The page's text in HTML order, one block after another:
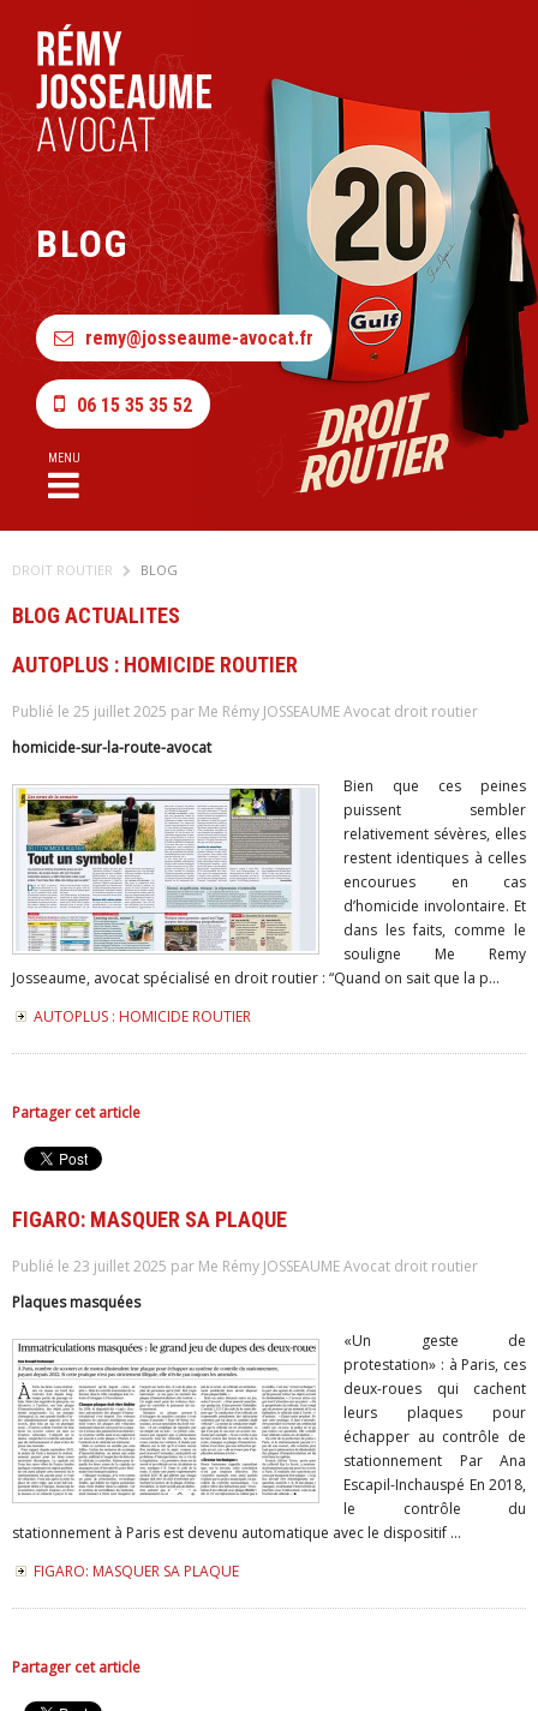
BLOG
remy@josseaume-avocat.fr
06 15 35 35 52
MENU
DROIT ROUTIER BLOG
BLOG ACTUALITES
AUTOPLUS : HOMICIDE ROUTIER
Publié le 25 juillet 2025 par Me Rémy JOSSEAUME Avocat droit routier
homicide-sur-la-route-avocat
Bien que ces peines
puissent sembler
relativement sévères, elles
restent identiques à celles
encourues en cas
d’homicide involontaire. Et
dans les faits, comme le
souligne Me Remy
Josseaume, avocat spécialisé en droit routier : “Quand on sait que la p...
AUTOPLUS : HOMICIDE ROUTIER
Partager cet article
FIGARO: MASQUER SA PLAQUE
Publié le 23 juillet 2025 par Me Rémy JOSSEAUME Avocat droit routier
Plaques masquées
«Un geste de
protestation» : à Paris, ces
deux-roues qui cachent
leurs plaques pour
échapper au contrôle de
stationnement Par Ana
Escapil-Inchauspé En 2018,
le contrôle du
stationnement à Paris est devenu automatique avec le dispositif ...
FIGARO: MASQUER SA PLAQUE
Partager cet article